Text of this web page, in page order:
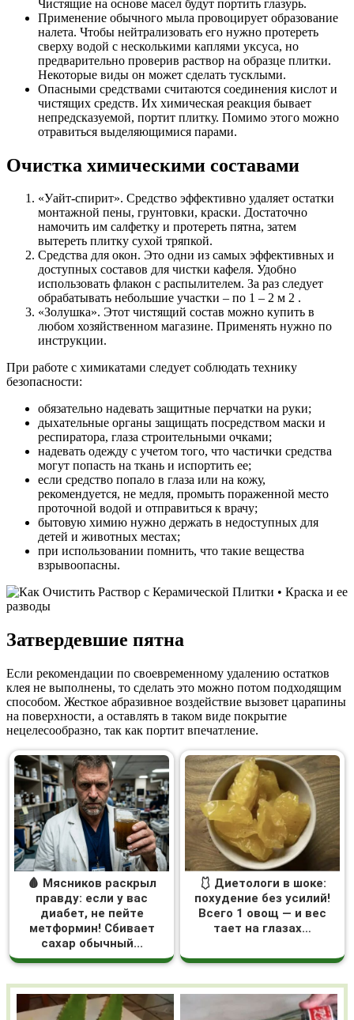
Чистящие на основе масел будут портить глазурь.
Применение обычного мыла провоцирует образование
налета. Чтобы нейтрализовать его нужно протереть
сверху водой с несколькими каплями уксуса, но
предварительно проверив раствор на образце плитки.
Некоторые виды он может сделать тусклыми.
Опасными средствами считаются соединения кислот и
чистящих средств. Их химическая реакция бывает
непредсказуемой, портит плитку. Помимо этого можно
отравиться выделяющимися парами.
Очистка химическими составами
«Уайт-спирит». Средство эффективно удаляет остатки
монтажной пены, грунтовки, краски. Достаточно
намочить им салфетку и протереть пятна, затем
вытереть плитку сухой тряпкой.
Средства для окон. Это одни из самых эффективных и
доступных составов для чистки кафеля. Удобно
использовать флакон с распылителем. За раз следует
обрабатывать небольшие участки – по 1 – 2 м 2 .
«Золушка». Этот чистящий состав можно купить в
любом хозяйственном магазине. Применять нужно по
инструкции.
При работе с химикатами следует соблюдать технику
безопасности:
обязательно надевать защитные перчатки на руки;
дыхательные органы защищать посредством маски и
респиратора, глаза строительными очками;
надевать одежду с учетом того, что частички средства
могут попасть на ткань и испортить ее;
если средство попало в глаза или на кожу,
рекомендуется, не медля, промыть пораженной место
проточной водой и отправиться к врачу;
бытовую химию нужно держать в недоступных для
детей и животных местах;
при использовании помнить, что такие вещества
взрывоопасны.
Затвердевшие пятна
Если рекомендации по своевременному удалению остатков
клея не выполнены, то сделать это можно потом подходящим
способом. Жесткое абразивное воздействие вызовет царапины
на поверхности, а оставлять в таком виде покрытие
нецелесообразно, так как портит впечатление.
🩸 Мясников раскрыл
правду: если у вас
диабет, не пейте
метформин! Сбивает
сахар обычный...
🩱 Диетологи в шоке:
похудение без усилий!
Всего 1 овощ — и вес
тает на глазах…